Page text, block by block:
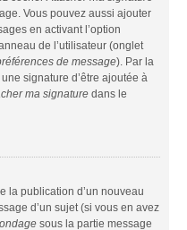
Vous pouvez aussi ajouter
en activant l’option
de l’utilisateur (onglet
de message). Par la
signature d’être ajoutée à
ma signature dans le
la publication d’un nouveau
d’un sujet (si vous en avez
sous la partie message